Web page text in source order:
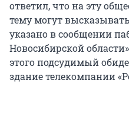
ответил, что на эту
тему могут
указано в сообщении
Новосибирской
этого подсудимый
здание телекомпании